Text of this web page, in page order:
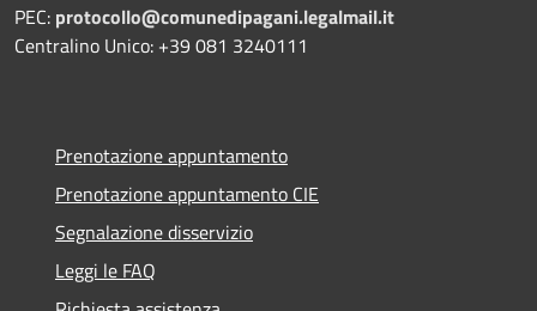
PEC: protocollo@comunedipagani.legalmail.it
Centralino Unico: +39 081 3240111
Prenotazione appuntamento
Prenotazione appuntamento CIE
Segnalazione disservizio
Leggi le FAQ